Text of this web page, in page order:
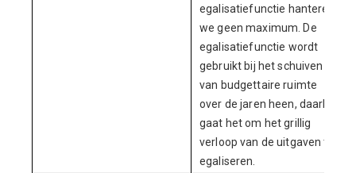
egalisatiefunctie hanteren
we geen maximum. De
egalisatiefunctie wordt
gebruikt bij het schuiven
van budgettaire ruimte
over de jaren heen, daarbij
gaat het om het grillig
verloop van de uitgaven te
egaliseren.